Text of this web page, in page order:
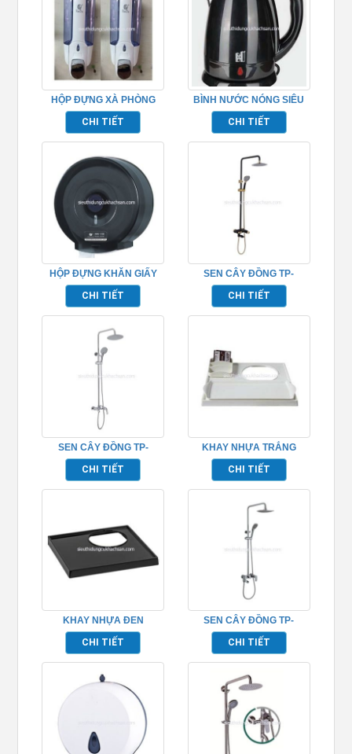
HỘP ĐỰNG XÀ PHÒNG
TP695151
CHI TIẾT
BÌNH NƯỚC NÓNG SIÊU
TỐC 2 LỚP TP695005
CHI TIẾT
HỘP ĐỰNG KHĂN GIẤY
TP695154
CHI TIẾT
SEN CÂY ĐỒNG TP-
652015
CHI TIẾT
SEN CÂY ĐỒNG TP-
652014
CHI TIẾT
KHAY NHỰA TRẮNG
TP695007
CHI TIẾT
KHAY NHỰA ĐEN
TP695002
CHI TIẾT
SEN CÂY ĐỒNG TP-
652006
CHI TIẾT